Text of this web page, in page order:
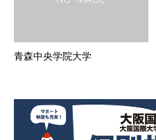
青森中央学院大学